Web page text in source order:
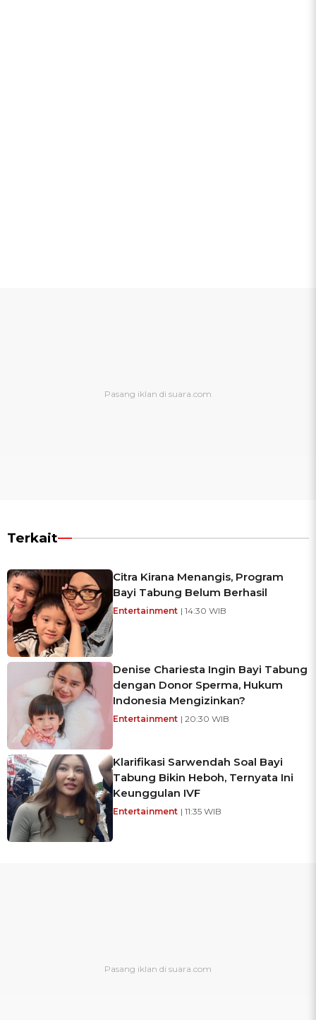
Terkait
Citra Kirana Menangis, Program
Bayi Tabung Belum Berhasil
Entertainment | 14:30 WIB
Denise Chariesta Ingin Bayi Tabung
dengan Donor Sperma, Hukum
Indonesia Mengizinkan?
Entertainment | 20:30 WIB
Klarifikasi Sarwendah Soal Bayi
Tabung Bikin Heboh, Ternyata Ini
Keunggulan IVF
Entertainment | 11:35 WIB